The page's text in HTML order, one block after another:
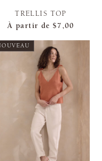
TRELLIS TOP
À partir de $7,00